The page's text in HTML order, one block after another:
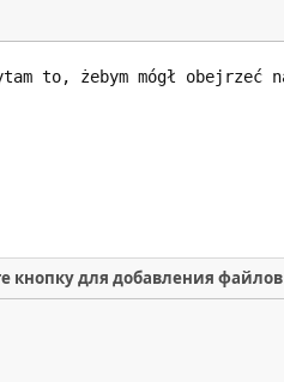
кнопку для добавления файлов